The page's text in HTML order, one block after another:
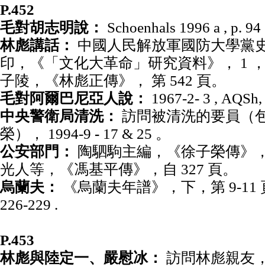
P.452
毛對胡志明說： Schoenhals 1996 a , p. 94
林彪講話： 中國人民解放軍國防大學黨
印，《「文化大革命」研究資料》， 1
子陵，《林彪正傳》， 第 542 頁。
毛對阿爾巴尼亞人說： 1967-2- 3 ,
中央警衛局清洗： 訪問被清洗的要員（
榮）， 1994-9 - 17 & 25 。
公安部門：
陶駟駒主編，《徐子榮傳》
光人等，《馮基平傳》，自 327 頁。
烏蘭夫：
《烏蘭夫年譜》，下，第 9-
226-229 .
P.453
林彪與陸定一、嚴慰冰： 訪問林彪親友